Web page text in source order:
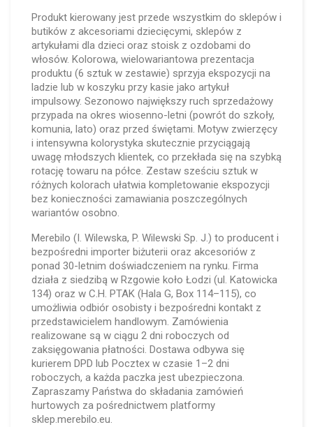
Produkt kierowany jest przede wszystkim do sklepów i
butików z akcesoriami dziecięcymi, sklepów z
artykułami dla dzieci oraz stoisk z ozdobami do
włosów. Kolorowa, wielowariantowa prezentacja
produktu (6 sztuk w zestawie) sprzyja ekspozycji na
ladzie lub w koszyku przy kasie jako artykuł
impulsowy. Sezonowo największy ruch sprzedażowy
przypada na okres wiosenno-letni (powrót do szkoły,
komunia, lato) oraz przed świętami. Motyw zwierzęcy
i intensywna kolorystyka skutecznie przyciągają
uwagę młodszych klientek, co przekłada się na szybką
rotację towaru na półce. Zestaw sześciu sztuk w
różnych kolorach ułatwia kompletowanie ekspozycji
bez konieczności zamawiania poszczególnych
wariantów osobno.
Merebilo (I. Wilewska, P. Wilewski Sp. J.) to producent i
bezpośredni importer biżuterii oraz akcesoriów z
ponad 30-letnim doświadczeniem na rynku. Firma
działa z siedzibą w Rzgowie koło Łodzi (ul. Katowicka
134) oraz w C.H. PTAK (Hala G, Box 114–115), co
umożliwia odbiór osobisty i bezpośredni kontakt z
przedstawicielem handlowym. Zamówienia
realizowane są w ciągu 2 dni roboczych od
zaksięgowania płatności. Dostawa odbywa się
kurierem DPD lub Pocztex w czasie 1–2 dni
roboczych, a każda paczka jest ubezpieczona.
Zapraszamy Państwa do składania zamówień
hurtowych za pośrednictwem platformy
sklep.merebilo.eu.